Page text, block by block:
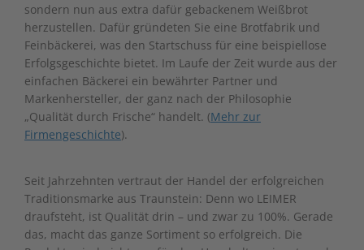
sondern nun aus extra dafür gebackenem Weißbrot
herzustellen. Dafür gründeten Sie eine Brotfabrik und
Feinbäckerei, was den Startschuss für eine beispiellose
Erfolgsgeschichte bietet. Im Laufe der Zeit wurde aus der
einfachen Bäckerei ein bewährter Partner und
Markenhersteller, der ganz nach der Philosophie
„Qualität durch Frische“ handelt. (Mehr zur
Firmengeschichte).
Seit Jahrzehnten vertraut der Handel der erfolgreichen
Traditionsmarke aus Traunstein: Denn wo LEIMER
draufsteht, ist Qualität drin – und zwar zu 100%. Gerade
das, macht das ganze Sortiment so erfolgreich. Die